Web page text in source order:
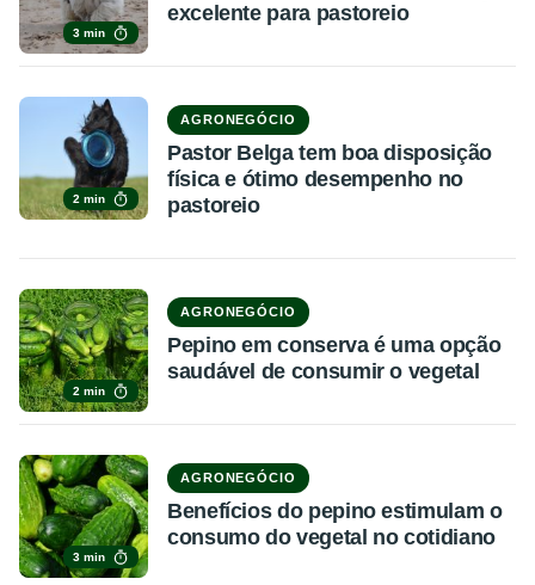
3 min
excelente para pastoreio
2 min
AGRONEGÓCIO
Pastor Belga tem boa disposição
física e ótimo desempenho no
pastoreio
2 min
AGRONEGÓCIO
Pepino em conserva é uma opção
saudável de consumir o vegetal
3 min
AGRONEGÓCIO
Benefícios do pepino estimulam o
consumo do vegetal no cotidiano